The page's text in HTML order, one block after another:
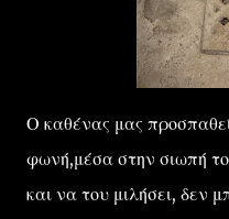
Ο καθένας μας
φωνή,μέσα στην σιωπή
και να του μιλήσει, δεν